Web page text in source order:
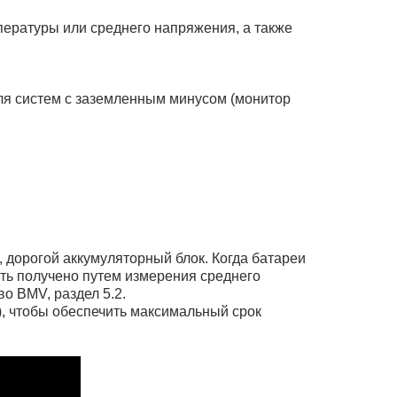
или среднего напряжения, а также
систем с заземленным минусом (монитор
аккумуляторный блок. Когда батареи
получено путем измерения среднего
BMV, раздел 5.2.
обеспечить максимальный срок